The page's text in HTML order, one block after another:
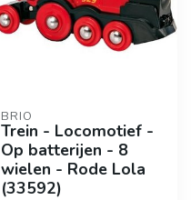
BRIO
Trein - Locomotief -
Op batterijen - 8
wielen - Rode Lola
(33592)